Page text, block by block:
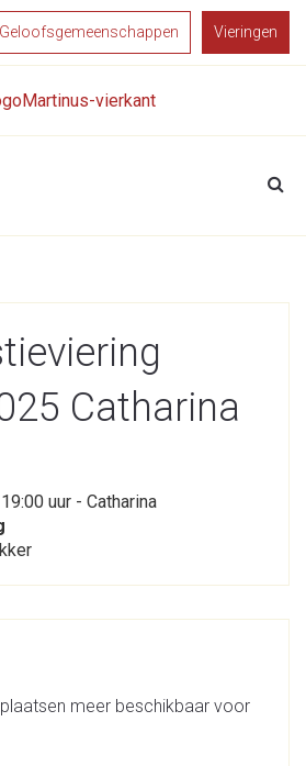
Geloofsgemeenschappen Vieringen
Catharina
uur - Catharina
meer beschikbaar voor